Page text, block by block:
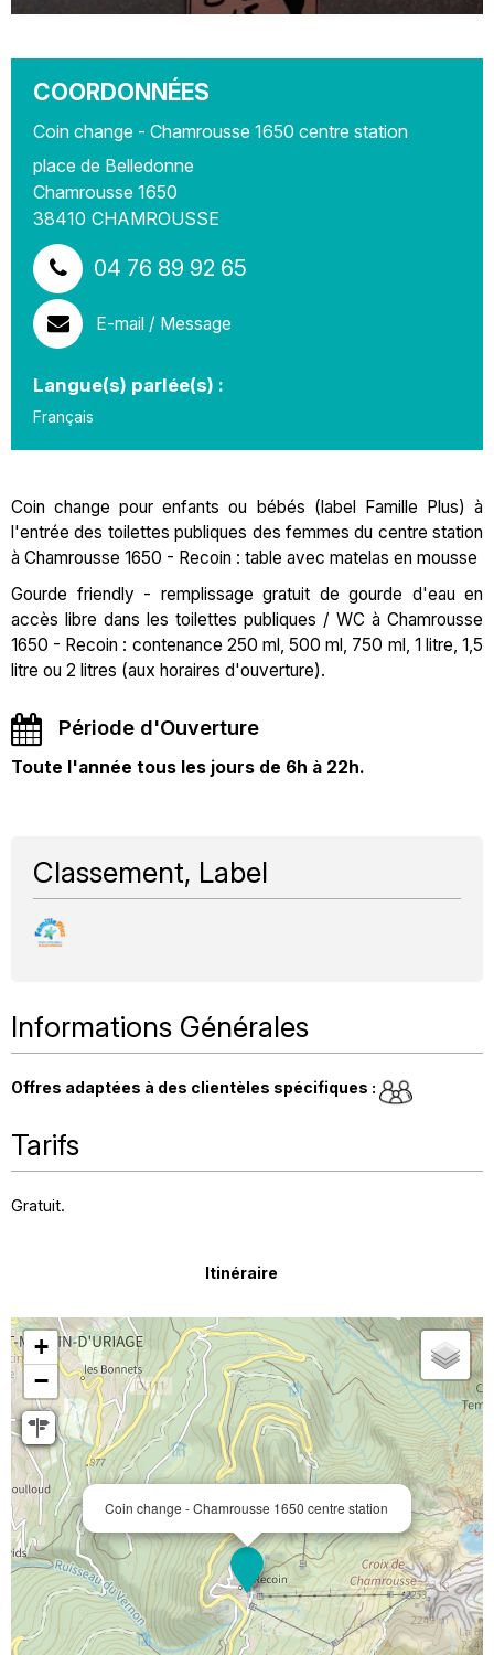
COORDONNÉES
Coin change - Chamrousse 1650 centre station
place de Belledonne
Chamrousse 1650
38410 CHAMROUSSE
04 76 89 92 65
E-mail / Message
Langue(s) parlée(s) :
Français
Coin change pour enfants ou bébés (label Famille Plus) à
l'entrée des toilettes publiques des femmes du centre station
à Chamrousse 1650 - Recoin : table avec matelas en mousse
Gourde friendly - remplissage gratuit de gourde d'eau en
accès libre dans les toilettes publiques / WC à Chamrousse
1650 - Recoin : contenance 250 ml, 500 ml, 750 ml, 1 litre, 1,5
litre ou 2 litres (aux horaires d'ouverture).
Période d'Ouverture
Toute l'année tous les jours de 6h à 22h.
Classement, Label
Informations Générales
Offres adaptées à des clientèles spécifiques :
Tarifs
Gratuit.
Itinéraire
Coin change - Chamrousse 1650 centre station
+
−